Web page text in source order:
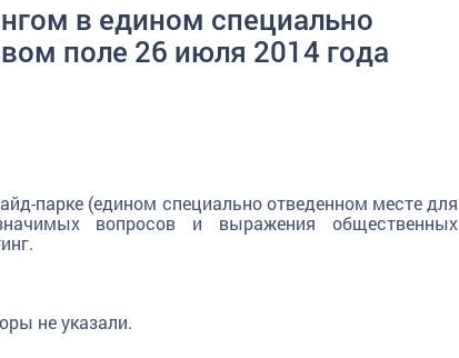
в едином специально
поле 26 июля 2014 года
парке (едином специально отведенном месте для
вопросов и выражения общественных
не указали.